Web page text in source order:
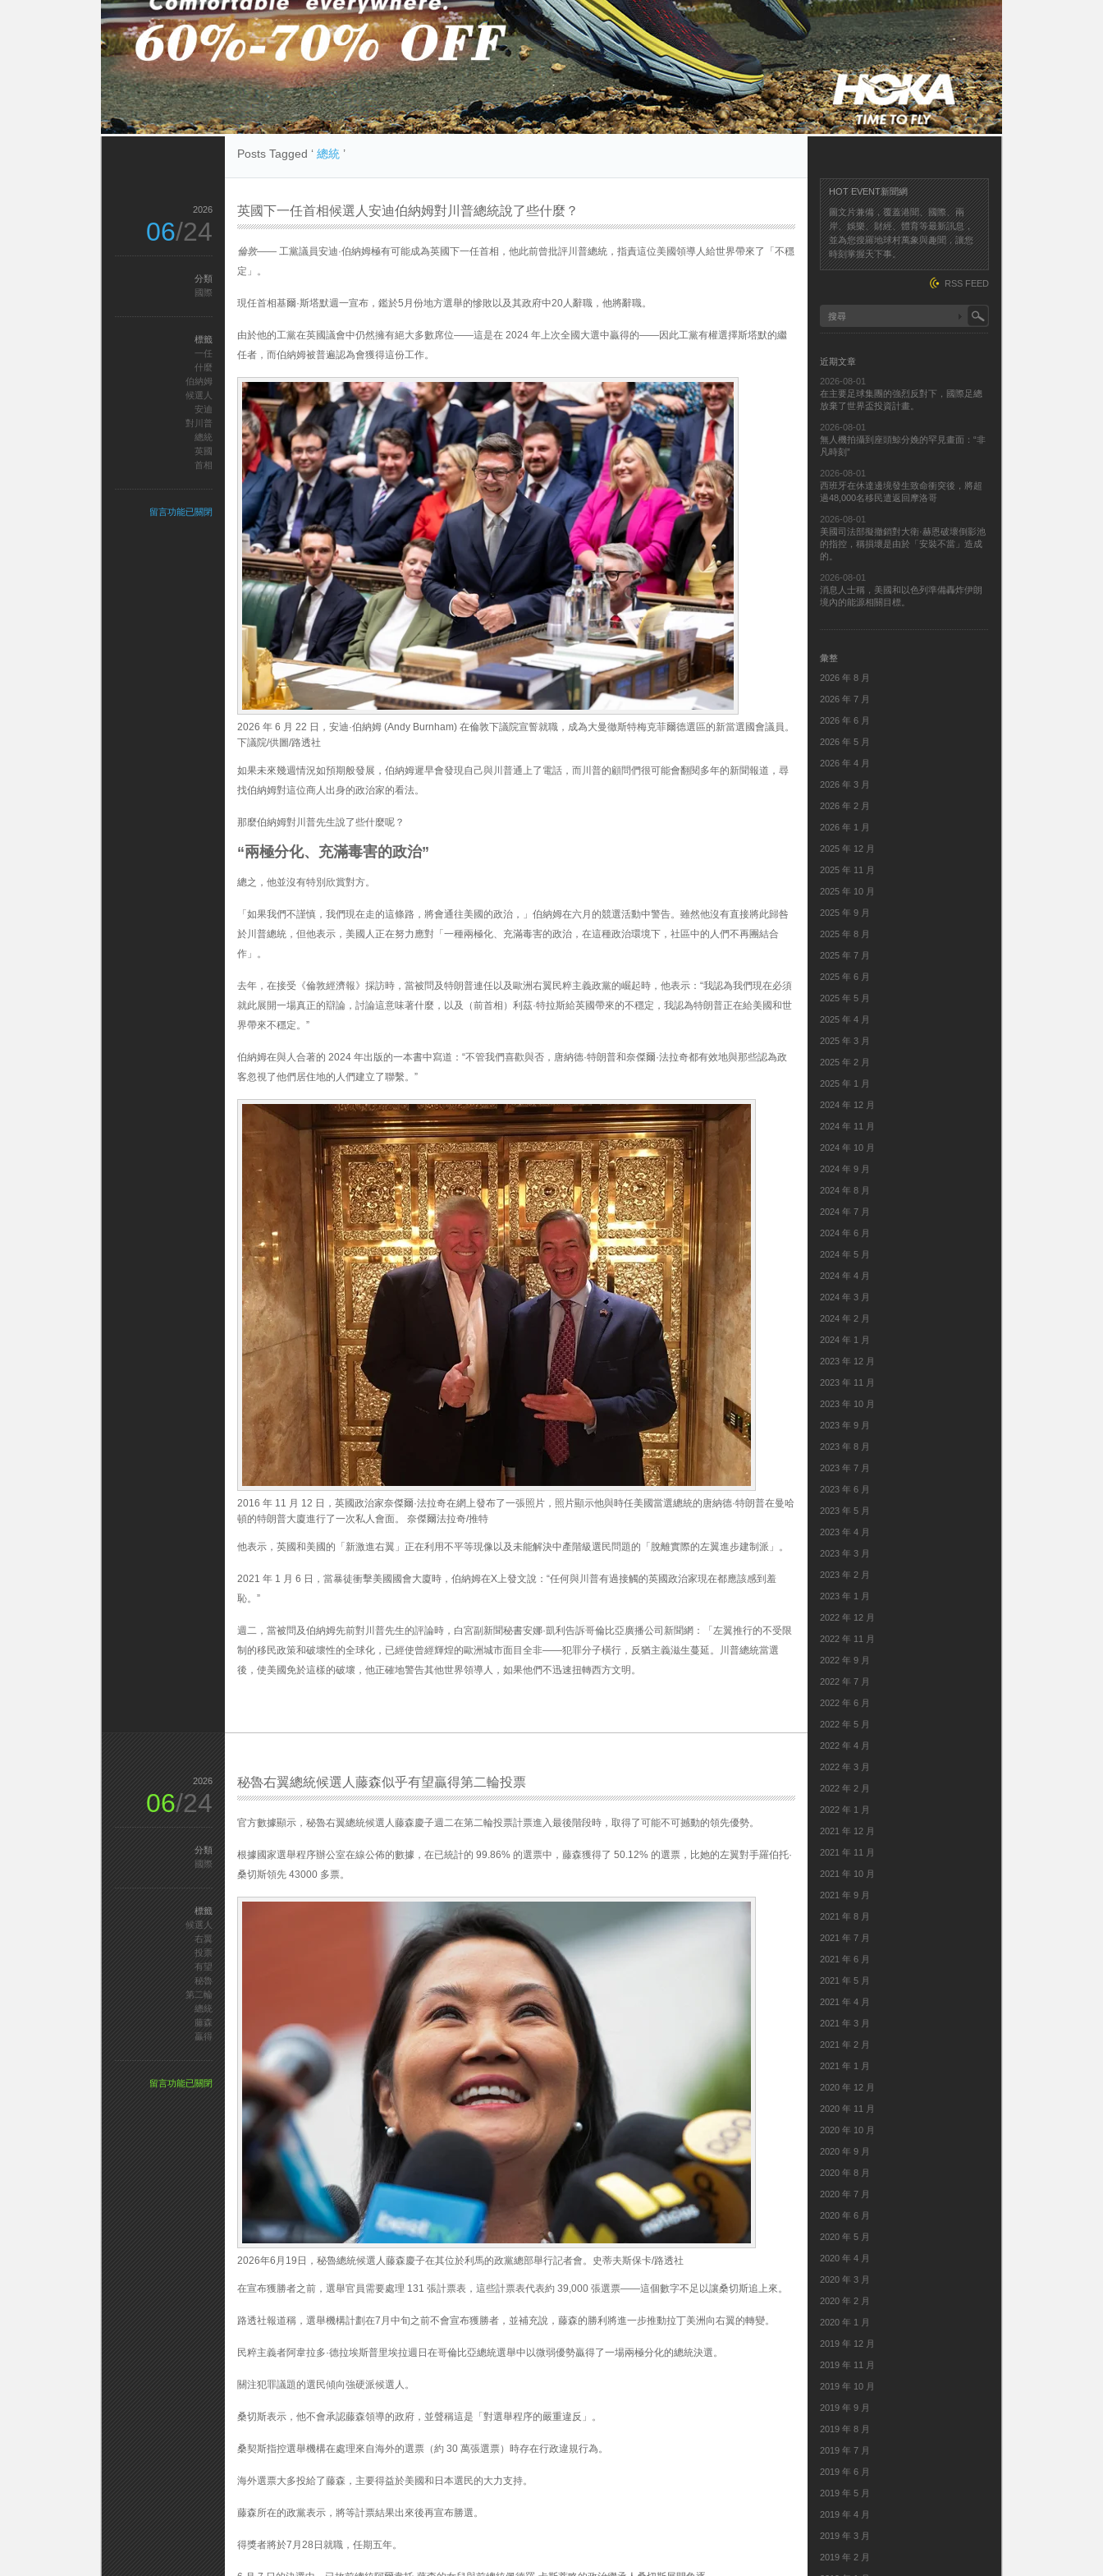
Posts Tagged ‘ 總統 ’
英國下一任首相候選人安迪伯納姆對川普總統說了些什麼？
倫敦—— 工黨議員安迪·伯納姆極有可能成為英國下一任首相，他此前曾批評川普總統，指責這位美國領導人給世界帶來了「不穩
定」。
現任首相基爾·斯塔默週一宣布，鑑於5月份地方選舉的慘敗以及其政府中20人辭職，他將辭職。
由於他的工黨在英國議會中仍然擁有絕大多數席位——這是在 2024 年上次全國大選中贏得的——因此工黨有權選擇斯塔默的繼
任者，而伯納姆被普遍認為會獲得這份工作。
2026 年 6 月 22 日，安迪·伯納姆 (Andy Burnham) 在倫敦下議院宣誓就職，成為大曼徹斯特梅克菲爾德選區的新當選國會議員。
下議院/供圖/路透社
如果未來幾週情況如預期般發展，伯納姆遲早會發現自己與川普通上了電話，而川普的顧問們很可能會翻閱多年的新聞報道，尋
找伯納姆對這位商人出身的政治家的看法。
那麼伯納姆對川普先生說了些什麼呢？
“兩極分化、充滿毒害的政治”
總之，他並沒有特別欣賞對方。
「如果我們不謹慎，我們現在走的這條路，將會通往美國的政治，」伯納姆在六月的競選活動中警告。雖然他沒有直接將此歸咎
於川普總統，但他表示，美國人正在努力應對「一種兩極化、充滿毒害的政治，在這種政治環境下，社區中的人們不再團結合
作」。
去年，在接受《倫敦經濟報》採訪時，當被問及特朗普連任以及歐洲右翼民粹主義政黨的崛起時，他表示：“我認為我們現在必須
就此展開一場真正的辯論，討論這意味著什麼，以及（前首相）利茲·特拉斯給英國帶來的不穩定，我認為特朗普正在給美國和世
界帶來不穩定。”
伯納姆在與人合著的 2024 年出版的一本書中寫道：“不管我們喜歡與否，唐納德·特朗普和奈傑爾·法拉奇都有效地與那些認為政
客忽視了他們居住地的人們建立了聯繫。”
2016 年 11 月 12 日，英國政治家奈傑爾·法拉奇在網上發布了一張照片，照片顯示他與時任美國當選總統的唐納德·特朗普在曼哈
頓的特朗普大廈進行了一次私人會面。 奈傑爾法拉奇/推特
他表示，英國和美國的「新激進右翼」正在利用不平等現像以及未能解決中產階級選民問題的「脫離實際的左翼進步建制派」。
2021 年 1 月 6 日，當暴徒衝擊美國國會大廈時，伯納姆在X上發文說：“任何與川普有過接觸的英國政治家現在都應該感到羞
恥。”
週二，當被問及伯納姆先前對川普先生的評論時，白宮副新聞秘書安娜·凱利告訴哥倫比亞廣播公司新聞網：「左翼推行的不受限
制的移民政策和破壞性的全球化，已經使曾經輝煌的歐洲城市面目全非——犯罪分子橫行，反猶主義滋生蔓延。川普總統當選
後，使美國免於這樣的破壞，他正確地警告其他世界領導人，如果他們不迅速扭轉西方文明。
2026
06/24
分類
國際
標籤
一任
什麼
伯納姆
候選人
安迪
對川普
總統
英國
首相
在
留言功能已關閉
秘魯右翼總統候選人藤森似乎有望贏得第二輪投票
官方數據顯示，秘魯右翼總統候選人藤森慶子週二在第二輪投票計票進入最後階段時，取得了可能不可撼動的領先優勢。
根據國家選舉程序辦公室在線公佈的數據，在已統計的 99.86% 的選票中，藤森獲得了 50.12% 的選票，比她的左翼對手羅伯托·
桑切斯領先 43000 多票。
2026年6月19日，秘魯總統候選人藤森慶子在其位於利馬的政黨總部舉行記者會。史蒂夫斯保卡/路透社
在宣布獲勝者之前，選舉官員需要處理 131 張計票表，這些計票表代表約 39,000 張選票——這個數字不足以讓桑切斯追上來。
路透社報道稱，選舉機構計劃在7月中旬之前不會宣布獲勝者，並補充說，藤森的勝利將進一步推動拉丁美洲向右翼的轉變。
民粹主義者阿韋拉多·德拉埃斯普里埃拉週日在哥倫比亞總統選舉中以微弱優勢贏得了一場兩極分化的總統決選。
關注犯罪議題的選民傾向強硬派候選人。
桑切斯表示，他不會承認藤森領導的政府，並聲稱這是「對選舉程序的嚴重違反」。
桑契斯指控選舉機構在處理來自海外的選票（約 30 萬張選票）時存在行政違規行為。
海外選票大多投給了藤森，主要得益於美國和日本選民的大力支持。
藤森所在的政黨表示，將等計票結果出來後再宣布勝選。
得獎者將於7月28日就職，任期五年。
2026
06/24
分類
國際
標籤
候選人
右翼
投票
有望
秘魯
第二輪
總統
藤森
贏得
在
留言功能已關閉
HOT EVENT新聞網
圖文片兼備，覆蓋港聞、國際、兩
岸、娛樂、財經、體育等最新訊息，
並為您搜羅地球村萬象與趣聞，讓您
時刻掌握天下事。
RSS FEED
近期文章
2026-08-01
在主要足球集團的強烈反對下，國際足總
放棄了世界盃投資計畫。
2026-08-01
無人機拍攝到座頭鯨分娩的罕見畫面：“非
凡時刻”
2026-08-01
西班牙在休達邊境發生致命衝突後，將超
過48,000名移民遣返回摩洛哥
2026-08-01
美國司法部擬撤銷對大衛·赫恩破壞倒影池
的指控，稱損壞是由於「安裝不當」造成
的。
2026-08-01
消息人士稱，美國和以色列準備轟炸伊朗
境內的能源相關目標。
彙整
2026 年 8 月
2026 年 7 月
2026 年 6 月
2026 年 5 月
2026 年 4 月
2026 年 3 月
2026 年 2 月
2026 年 1 月
2025 年 12 月
2025 年 11 月
2025 年 10 月
2025 年 9 月
2025 年 8 月
2025 年 7 月
2025 年 6 月
2025 年 5 月
2025 年 4 月
2025 年 3 月
2025 年 2 月
2025 年 1 月
2024 年 12 月
2024 年 11 月
2024 年 10 月
2024 年 9 月
2024 年 8 月
2024 年 7 月
2024 年 6 月
2024 年 5 月
2024 年 4 月
2024 年 3 月
2024 年 2 月
2024 年 1 月
2023 年 12 月
2023 年 11 月
2023 年 10 月
2023 年 9 月
2023 年 8 月
2023 年 7 月
2023 年 6 月
2023 年 5 月
2023 年 4 月
2023 年 3 月
2023 年 2 月
2023 年 1 月
2022 年 12 月
2022 年 11 月
2022 年 9 月
2022 年 7 月
2022 年 6 月
2022 年 5 月
2022 年 4 月
2022 年 3 月
2022 年 2 月
2022 年 1 月
2021 年 12 月
2021 年 11 月
2021 年 10 月
2021 年 9 月
2021 年 8 月
2021 年 7 月
2021 年 6 月
2021 年 5 月
2021 年 4 月
2021 年 3 月
2021 年 2 月
2021 年 1 月
2020 年 12 月
2020 年 11 月
2020 年 10 月
2020 年 9 月
2020 年 8 月
2020 年 7 月
2020 年 6 月
2020 年 5 月
2020 年 4 月
2020 年 3 月
2020 年 2 月
2020 年 1 月
2019 年 12 月
2019 年 11 月
2019 年 10 月
2019 年 9 月
2019 年 8 月
2019 年 7 月
2019 年 6 月
2019 年 5 月
2019 年 4 月
2019 年 3 月
2019 年 2 月